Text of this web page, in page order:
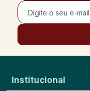
Institucional